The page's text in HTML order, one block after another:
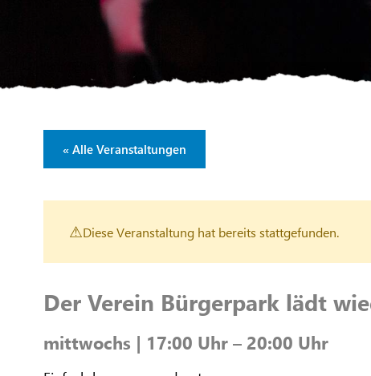
« Alle Veranstaltungen
Diese Veranstaltung hat bereits stattgefunden.
Der Verein Bürgerpark lädt
mittwochs | 17:00 Uhr – 20:00 Uhr